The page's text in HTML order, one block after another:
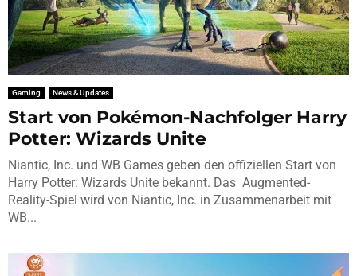
Gaming News & Updates
Start von Pokémon-Nachfolger Harry
Potter: Wizards Unite
Niantic, Inc. und WB Games geben den offiziellen Start von
Harry Potter: Wizards Unite bekannt. Das Augmented-
Reality-Spiel wird von Niantic, Inc. in Zusammenarbeit mit
WB...